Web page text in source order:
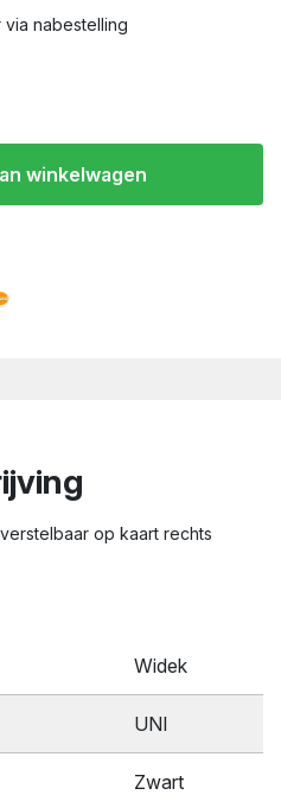
via nabestelling
winkelwagen
op kaart rechts
Widek
UNI
Zwart